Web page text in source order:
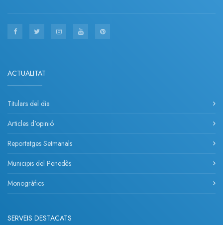
ACTUALITAT
Titulars del dia
Articles d'opinió
Reportatges Setmanals
Municipis del Penedès
Monogràfics
SERVEIS DESTACATS